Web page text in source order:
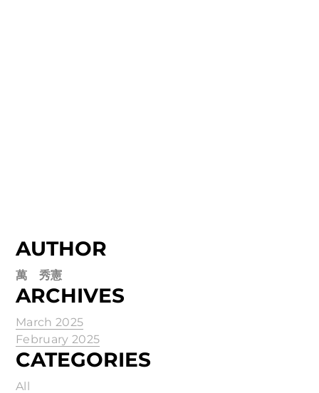
AUTHOR
萬 秀憲
ARCHIVES
March 2025
February 2025
CATEGORIES
All